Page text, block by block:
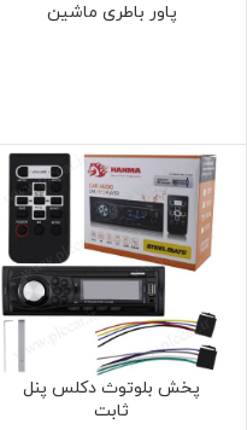
پاور باطری ماشین
پخش بلوتوث دکلس پنل
ثابت